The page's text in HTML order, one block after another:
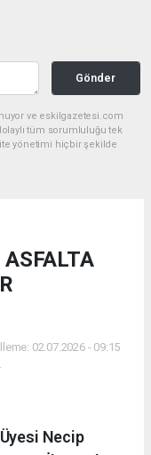
Gönder
ve eskilgazetesi.com
tüm sorumluluğu tek
yönetimi hiçbir şekilde
02.07.2026 - 09:15
Necip